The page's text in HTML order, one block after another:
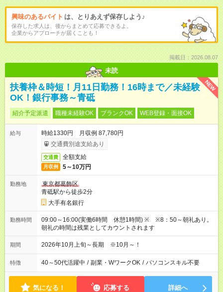
興味のあるバイト は、とりあえず保存しよう♪
保存した求人は、後からまとめて応募できるよ。
企業からアプローチが届くことも！
掲載日：2026.08.07
未読
NEW
扶養枠＆時短！月11日勤務！16時まで／未経験
OK！銀行事務～青砥
紹介予定派遣 職種未経験OK ブランクOK WEB登録・面接OK
給与
時給1330円 月収例 87,780円
交通費別途支給あり
交通費 全額支給
月収例 5～10万円
勤務地
東京都葛飾区
青砥駅から徒歩2分
大手有名銀行
勤務時間
09:00～16:00(実働6時間 休憩1時間) ※ ※8：50～朝礼あり。
朝礼の時間は残業としてカウントされます
期間 2026年10月上旬～長期 ※10月～！
特徴 40～50代活躍中 / 副業・WワークOK / パソコンスキル不要
気になる！ 応募する 詳細へ